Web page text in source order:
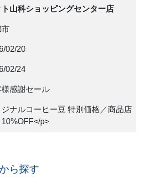
ト山科ショッピングセンター店
市
02/20
02/24
様感謝セール
ジナルコーヒー豆 特別価格／商品店
p>
ら探す